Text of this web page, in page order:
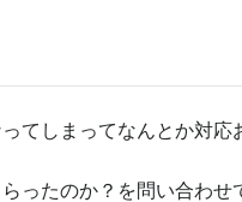
てしまってなんとか対応
ったのか？を問い合わせ